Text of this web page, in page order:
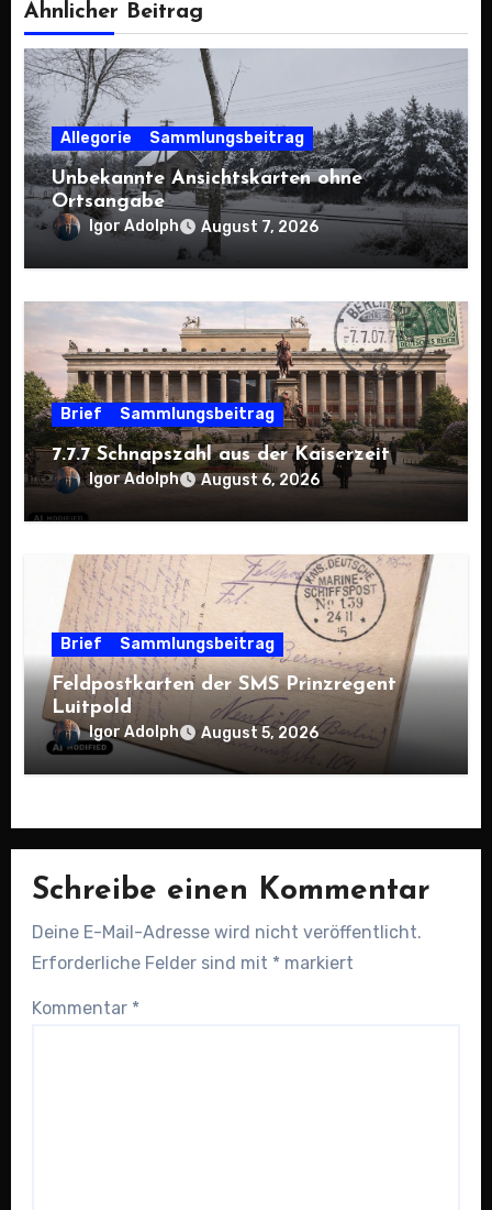
Ähnlicher Beitrag
Allegorie Sammlungsbeitrag
Unbekannte Ansichtskarten ohne
Ortsangabe
Igor Adolph August 7, 2026
Brief Sammlungsbeitrag
7.7.7 Schnapszahl aus der Kaiserzeit
Igor Adolph August 6, 2026
Brief Sammlungsbeitrag
Feldpostkarten der SMS Prinzregent
Luitpold
Igor Adolph August 5, 2026
Schreibe einen Kommentar
Deine E-Mail-Adresse wird nicht veröffentlicht.
Erforderliche Felder sind mit * markiert
Kommentar *